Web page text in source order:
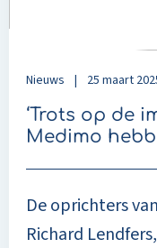
Nieuws | 25 maart
‘Trots op de
Medimo
De oprichters
Richard
gemaakt’